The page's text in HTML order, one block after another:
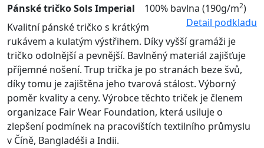
Pánské tričko Sols Imperial 100% bavlna (190g/m2)
Detail podkladu
Kvalitní pánské tričko s krátkým
rukávem a kulatým výstřihem. Díky vyšší gramáži je
tričko odolnější a pevnější. Bavlněný materiál zajišťuje
příjemné nošení. Trup trička je po stranách beze švů,
díky tomu je zajištěna jeho tvarová stálost. Výborný
poměr kvality a ceny. Výrobce těchto triček je členem
organizace Fair Wear Foundation, která usiluje o
zlepšení podmínek na pracovištích textilního průmyslu
v Číně, Bangladéši a Indii.